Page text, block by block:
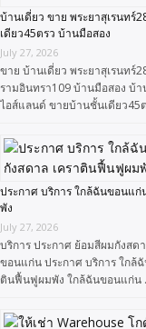
บ้านเดี่ยว ขาย พระยาสุเรนท
เดียว45ตรว บ้านมือสอง
July 27, 2026
ขาย บ้านเดี่ยว พระยาสุเรนท
รามอินทรา109 บ้านมือสอง บ้
ไอส์แลนด์ ขายบ้านชั้นเดียว45
ประกาศ บริการ ใกล้ฉันขอนแ
พัง
July 27, 2026
บริการ ประกาศ ย้อมสีผมกังส
ขอนแก่น ประกาศ บริการ ใกล้
ตินฟื้นฟูผมพัง ใกล้ฉันขอนแก่น